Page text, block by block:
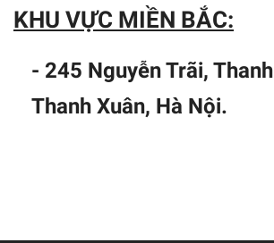
KHU VỰC MIỀN BẮC:
- 245 Nguyễn Trãi,
Thanh Xuân, Hà Nội.